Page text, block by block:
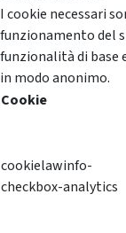
I cookie necessari
funzionamento del
funzionalità di base
in modo anonimo.
Cookie
cookielawinfo-
checkbox-analytics